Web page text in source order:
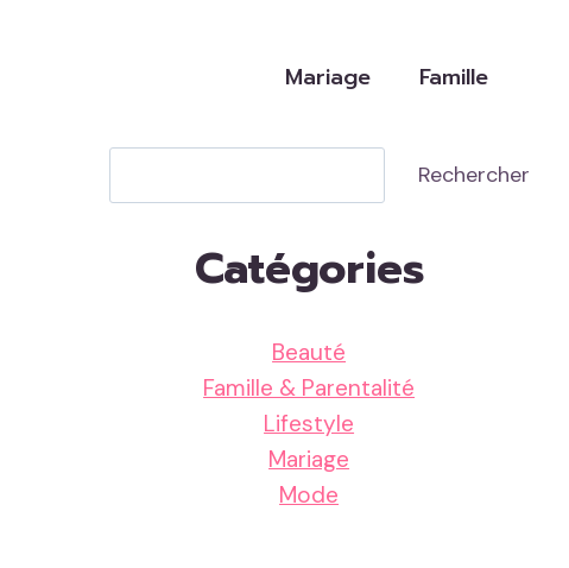
Mariage Famille
Rechercher
Catégories
Beauté
Famille & Parentalité
Lifestyle
Mariage
Mode